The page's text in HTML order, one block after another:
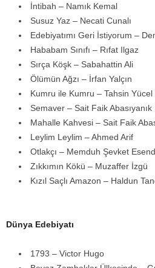
İntibah – Namık Kemal
Susuz Yaz – Necati Cunalı
Edebiyatımı Geri İstiyorum –
Hababam Sınıfı – Rıfat Ilgaz
Sırça Köşk – Sabahattin Ali
Ölümün Ağzı – İrfan Yalçın
Kumru ile Kumru – Tahsin Yücel
Semaver – Sait Faik Abasıyanık
Mahalle Kahvesi – Sait Faik
Leylim Leylim – Ahmed Arif
Otlakçı – Memduh Şevket
Zıkkımın Kökü – Muzaffer İzgü
Kızıl Saçlı Amazon – Haldun
Dünya Edebiyatı
1793 – Victor Hugo